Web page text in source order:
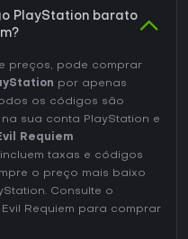
PlayStation barato
preços, pode comprar
por apenas
os códigos são
sua conta PlayStation e
Requiem
taxas e códigos
o preço mais baixo
. Consulte o
Requiem para comprar